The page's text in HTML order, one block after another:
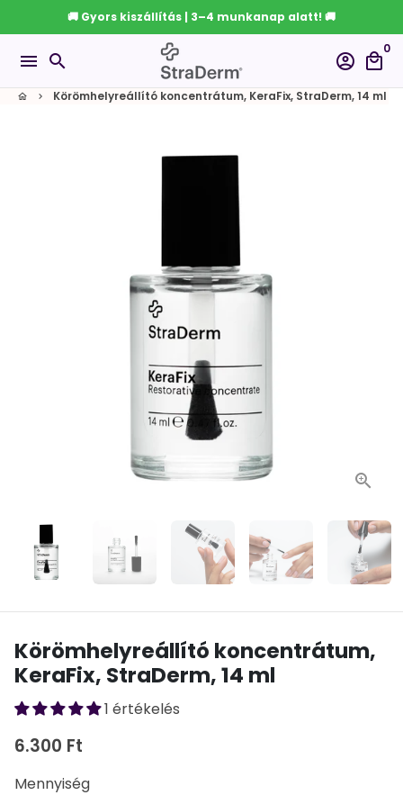
a
tartalomhoz
🚚 Gyors kiszállítás | 3–4 munkanap alatt! 🚚
menu search account_circle local_mall
0
home keyboard_arrow_right Körömhelyreállító koncentrátum, KeraFix, StraDerm, 14 ml
Körömhelyreállító koncentrátum,
KeraFix, StraDerm, 14 ml
1 értékelés
6.300 Ft
Mennyiség